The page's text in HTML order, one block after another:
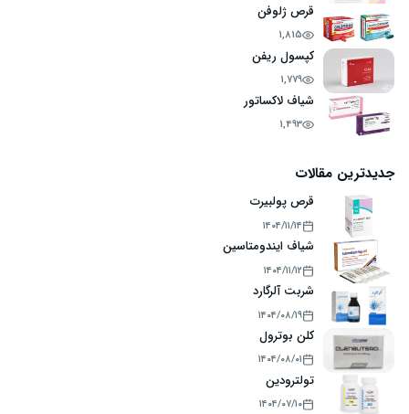
قرص ژلوفن
1,815
کپسول ریفن
1,779
شیاف لاکساتور
1,493
جدیدترین مقالات
قرص پولبیرت
۱۴۰۴/۱۱/۱۴
شیاف ایندومتاسین
۱۴۰۴/۱۱/۱۲
شربت آلرگارد
۱۴۰۴/۰۸/۱۹
کلن بوترول
۱۴۰۴/۰۸/۰۱
تولترودین
۱۴۰۴/۰۷/۱۰